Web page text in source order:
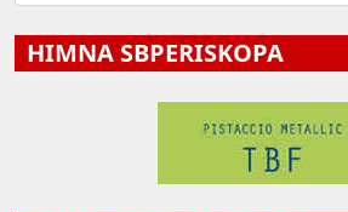
HIMNA SBPERISKOPA